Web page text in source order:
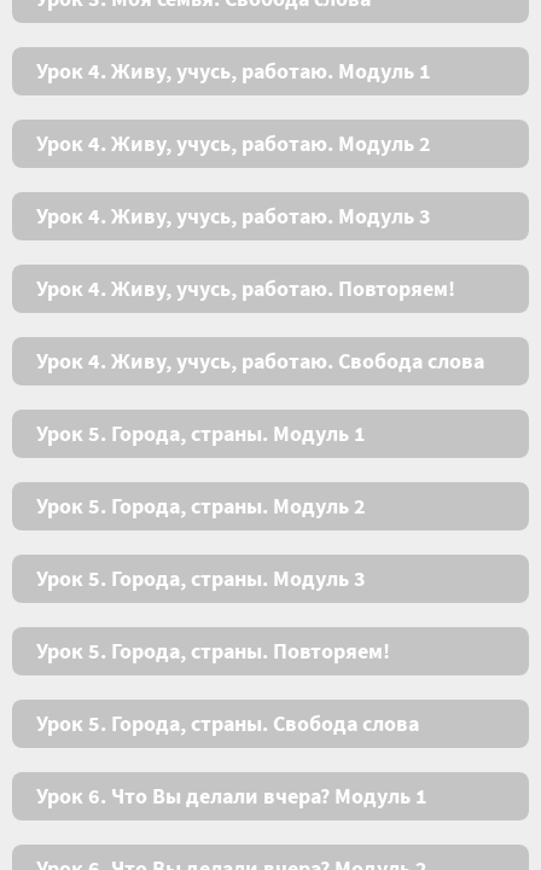
Урок 4. Живу, учусь, работаю. Модуль 1
Урок 4. Живу, учусь, работаю. Модуль 2
Урок 4. Живу, учусь, работаю. Модуль 3
Урок 4. Живу, учусь, работаю. Повторяем!
Урок 4. Живу, учусь, работаю. Свобода слова
Урок 5. Города, страны. Модуль 1
Урок 5. Города, страны. Модуль 2
Урок 5. Города, страны. Модуль 3
Урок 5. Города, страны. Повторяем!
Урок 5. Города, страны. Свобода слова
Урок 6. Что Вы делали вчера? Модуль 1